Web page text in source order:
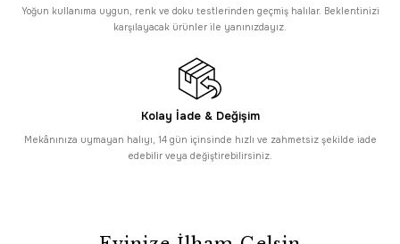
Sepette %26 İndirim
PROMOSYONLU ÜRÜN
Dekorenti
Dekorenti Nova 2003 Bej - İnce Çizgili Kaymaz Latex Tabanlı
Sepette %26 İndirim
Tüm Alışverişlerde Ücretsiz Kargo
Dekorenti
Dekorenti Nova 2004 Gri - İnce Çizgili Kaymaz Latex Tabanlı
Yoğun kullanıma uygun, renk ve doku testlerinden geçmiş halılar. Beklentinizi
karşılayacak ürünler ile yanınızdayız.
Kolay İade & Değişim
Mekânınıza uymayan halıyı, 14 gün içinsinde hızlı ve zahmetsiz şekilde iade
edebilir veya değiştirebilirsiniz.